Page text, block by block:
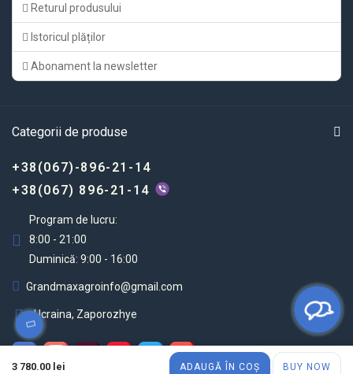
3 780.00 lei ADAUGĂ ÎN COȘ BUY NOW
Returul produsului
Istoricul plăților
Abonament la newsletter
Categorii de produse
+38(067)-896-21-14
+38(067) 896-21-14
Program de lucru:
8:00 - 21:00
Duminică: 9:00 - 16:00
Grandmaxagroinfo@gmail.com
Ucraina, Zaporozhye